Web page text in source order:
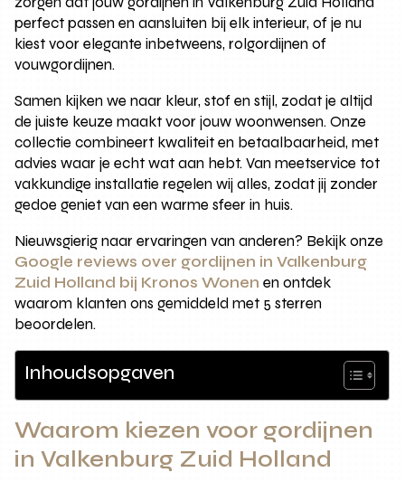
perfect passen en aansluiten bij elk interieur, of je nu
kiest voor elegante inbetweens, rolgordijnen of
vouwgordijnen.
Samen kijken we naar kleur, stof en stijl, zodat je altijd
de juiste keuze maakt voor jouw woonwensen. Onze
collectie combineert kwaliteit en betaalbaarheid, met
advies waar je echt wat aan hebt. Van meetservice tot
vakkundige installatie regelen wij alles, zodat jij zonder
gedoe geniet van een warme sfeer in huis.
Nieuwsgierig naar ervaringen van anderen? Bekijk onze
Google reviews over gordijnen in Valkenburg
Zuid Holland bij Kronos Wonen en ontdek
waarom klanten ons gemiddeld met 5 sterren
beoordelen.
Inhoudsopgaven
Waarom kiezen voor gordijnen
in Valkenburg Zuid Holland